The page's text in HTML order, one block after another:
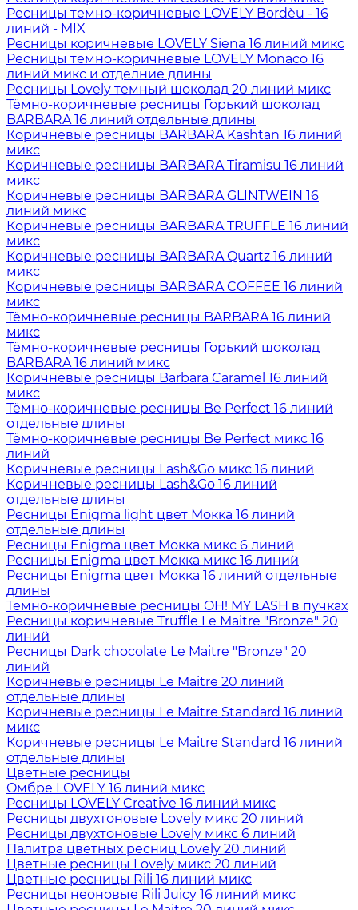
Ресницы темно-коричневые LOVELY Bordèu - 16
линий - MIX
Ресницы коричневые LOVELY Siena 16 линий микс
Ресницы темно-коричневые LOVELY Monaco 16
линий микс и отделние длины
Ресницы Lovely темный шоколад 20 линий микс
Тёмно-коричневые ресницы Горький шоколад
BARBARA 16 линий отдельные длины
Коричневые ресницы BARBARA Kashtan 16 линий
микс
Коричневые ресницы BARBARA Tiramisu 16 линий
микс
Коричневые ресницы BARBARA GLINTWEIN 16
линий микс
Коричневые ресницы BARBARA TRUFFLE 16 линий
микс
Коричневые ресницы BARBARA Quartz 16 линий
микс
Коричневые ресницы BARBARA COFFEE 16 линий
микс
Тёмно-коричневые ресницы BARBARA 16 линий
микс
Тёмно-коричневые ресницы Горький шоколад
BARBARA 16 линий микс
Коричневые ресницы Barbara Caramel 16 линий
микс
Тёмно-коричневые ресницы Be Perfect 16 линий
отдельные длины
Тёмно-коричневые ресницы Be Perfect микс 16
линий
Коричневые ресницы Lash&Go микс 16 линий
Коричневые ресницы Lash&Go 16 линий
отдельные длины
Ресницы Enigma light цвет Мокка 16 линий
отдельные длины
Ресницы Enigma цвет Мокка микс 6 линий
Ресницы Enigma цвет Мокка микс 16 линий
Ресницы Enigma цвет Мокка 16 линий отдельные
длины
Темно-коричневые ресницы OH! MY LASH в пучках
Ресницы коричневые Truffle Le Maitre "Bronze" 20
линий
Ресницы Dark chocolate Le Maitre "Bronze" 20
линий
Коричневые ресницы Le Maitre 20 линий
отдельные длины
Коричневые ресницы Le Maitre Standard 16 линий
микс
Коричневые ресницы Le Maitre Standard 16 линий
отдельные длины
Цветные ресницы
Oмбре LOVELY 16 линий микс
Ресницы LOVELY Creative 16 линий микс
Ресницы двухтоновые Lovely микс 20 линий
Ресницы двухтоновые Lovely микс 6 линий
Палитра цветных ресниц Lovely 20 линий
Цветные ресницы Lovely микс 20 линий
Цветные ресницы Rili 16 линий микс
Ресницы неоновые Rili Juicy 16 линий микс